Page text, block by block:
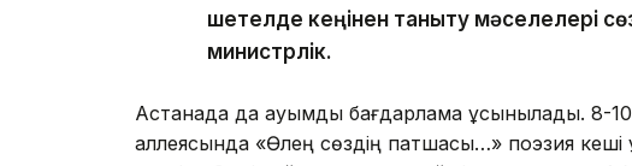
шетелде кеңінен таныту мәселелері
министрлік.
Астанада да ауқымды бағдарлама ұсынылады. 8-
аллеясында «Өлең сөздің патшасы…» поэзия кеші